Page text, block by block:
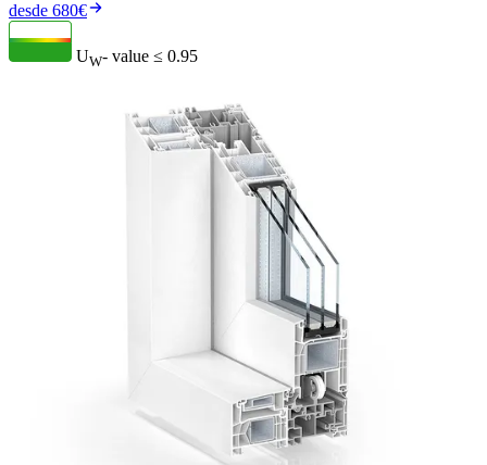
desde 680€
UW- value ≤ 0.95